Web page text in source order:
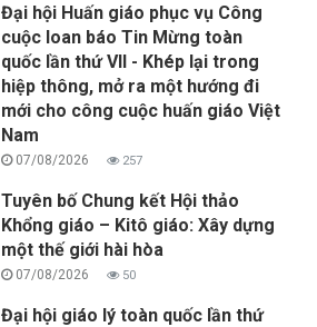
Đại hội Huấn giáo phục vụ Công
cuộc loan báo Tin Mừng toàn
quốc lần thứ VII - Khép lại trong
hiệp thông, mở ra một hướng đi
mới cho công cuộc huấn giáo Việt
Nam
07/08/2026 257
Tuyên bố Chung kết Hội thảo
Khổng giáo – Kitô giáo: Xây dựng
một thế giới hài hòa
07/08/2026 50
Đại hội giáo lý toàn quốc lần thứ